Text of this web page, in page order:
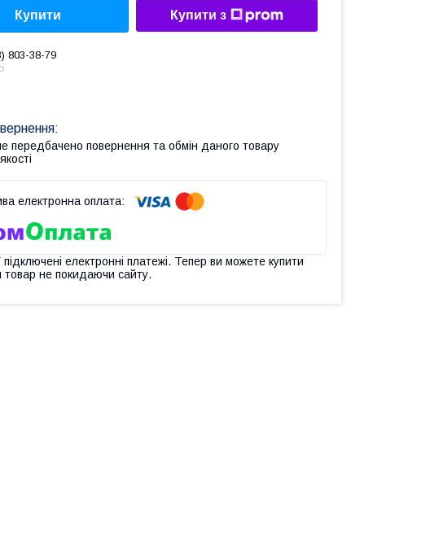
Купити Купити з
803-38-79
передбачено повернення та обмін даного товару
підключені електронні платежі. Тепер ви можете купити
товар не покидаючи сайту.